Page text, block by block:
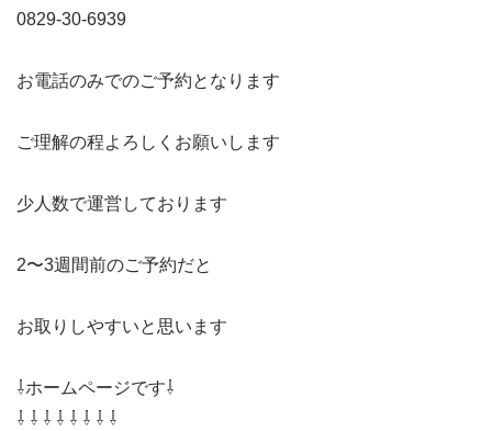
0829-30-6939
お電話のみでのご予約となります
ご理解の程よろしくお願いします
少人数で運営しております
2〜3週間前のご予約だと
お取りしやすいと思います
⇩ホームページです⇩
⇩ ⇩ ⇩ ⇩ ⇩ ⇩ ⇩ ⇩